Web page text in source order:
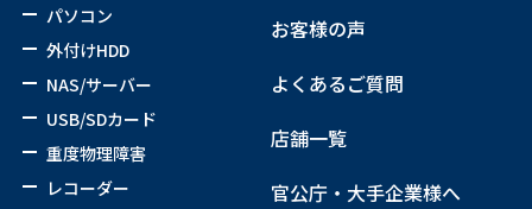
パソコン
外付けHDD
NAS/サーバー
USB/SDカード
重度物理障害
レコーダー
お客様の声
よくあるご質問
店舗一覧
官公庁・大手企業様へ